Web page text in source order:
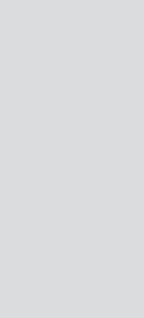
EN QUOI
CETTE
Radiall a été
des prises
télévision alors
l’entreprise
mondiale de
DOMAINE
connecteurs,
NOS